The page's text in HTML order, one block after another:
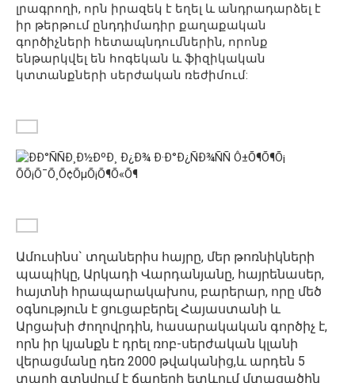
լրագրողի, որն իրազեկ է եղել և անդրադարձել է
իր թերթում ընդդիմադիր քաղաքական
գործիչների հետապնդումներին, որոնք
ենթարկվել են հոգեկան և ֆիզիկական
կտտանքների սերժական ռեժիմում:
Ամուսինս` տղաներիս հայրը, մեր թոռնիկների
պապիկը, Արկադի Վարդանյանը, հայրենասեր,
հայտնի հրապարակախոս, բարերար, որը մեծ
օգնություն է ցուցաբերել Հայաստանի և
Արցախի ժողովրդին, հասարակական գործիչ է,
որն իր կյանքն է դրել ռոբ-սերժական կլանի
վերացմանը դեռ 2000 թվականից,և արդեն 5
տարի գտնվում է ճաղերի ետևում մտացածին